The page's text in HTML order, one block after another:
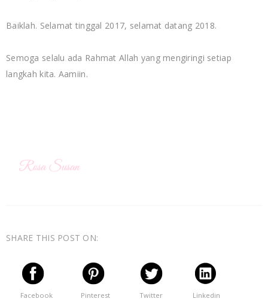
Baiklah. Selamat tinggal 2017, selamat datang 2018.
Semoga selalu ada Rahmat Allah yang mengiringi setiap
langkah kita. Aamiin.
SHARE THIS POST ON:
Facebook Pinterest Twitter Linkedin